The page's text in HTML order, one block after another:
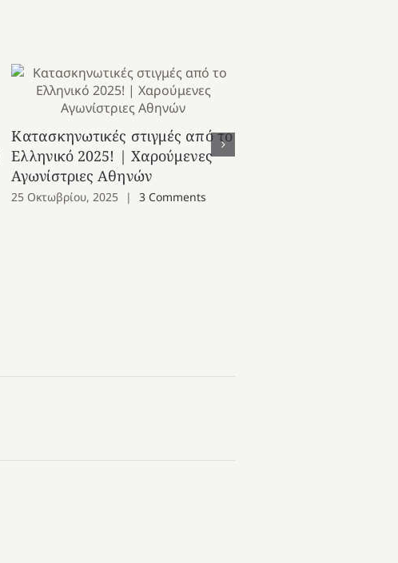
Κατασκηνωτικές στιγμές από το
Ελληνικό 2025! | Χαρούμενες
Αγωνίστριες Αθηνών
25 Οκτωβρίου, 2025 | 3 Comments